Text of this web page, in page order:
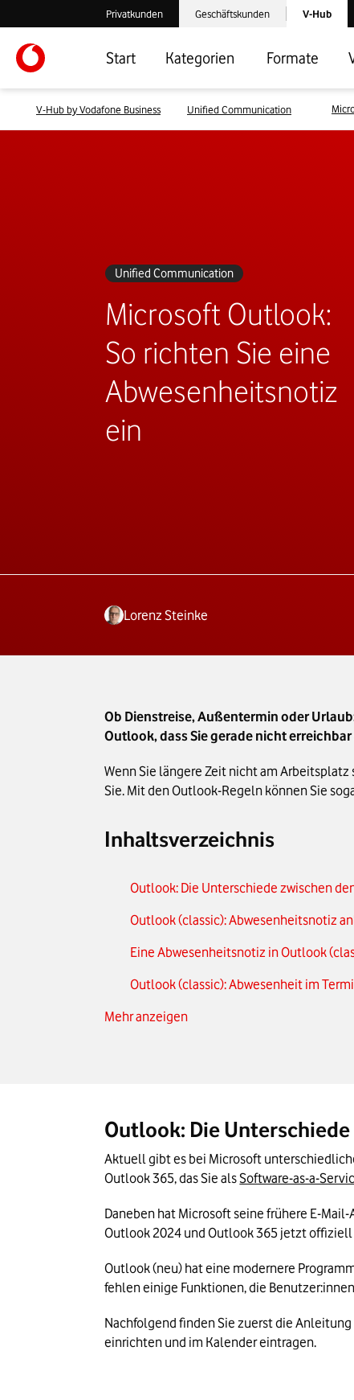
Verlassen der V-Hub Webseite: Zum Privatkundenbereich
Privatkunden Verlassen der V-Hub Webseite: Zum
Geschäftskunden Laden der
V-Hub
Start Kategorien Formate
V-Hub by Vodafone Business Unified Communication
Unified Communication
Microsoft Outlook:
So richten Sie eine
Abwesenheitsnotiz
ein
Lorenz Steinke
Ob Dienstreise, Außentermin oder
Outlook, dass Sie gerade nicht
Wenn Sie längere Zeit nicht am
Sie. Mit den Outlook-Regeln können Sie
Inhaltsverzeichnis
Outlook: Die Unterschiede zwischen
Outlook (classic): Abwesenheitsnotiz
Eine Abwesenheitsnotiz in Outlook
Outlook (classic): Abwesenheit im
Outlook (neu): So richten Sie die
Mehr anzeigen
Outlook: Die
Aktuell gibt es bei Microsoft
Outlook 365, das Sie als Software-as-a-
Daneben hat Microsoft seine frühere E-
Outlook 2024 und Outlook 365 jetzt
Outlook (neu) hat eine modernere
fehlen einige Funktionen, die
Nachfolgend finden Sie zuerst die
einrichten und im Kalender eintragen.